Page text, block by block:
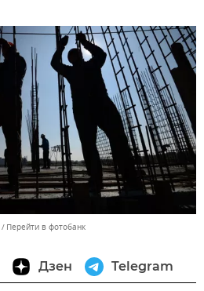
Перейти в фотобанк
Дзен Telegram